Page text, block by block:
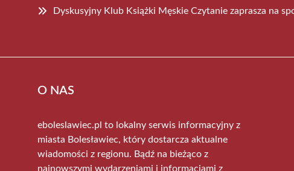
Dyskusyjny Klub Książki Męskie Czytanie zaprasza na
O NAS
eboleslawiec.pl to lokalny serwis informacyjny z
miasta Bolesławiec, który dostarcza aktualne
wiadomości z regionu. Bądź na bieżąco z
najnowszymi wydarzeniami i informacjami z